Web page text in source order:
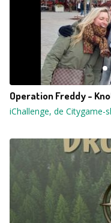
Operation Freddy -
iChallenge, de Citygame-